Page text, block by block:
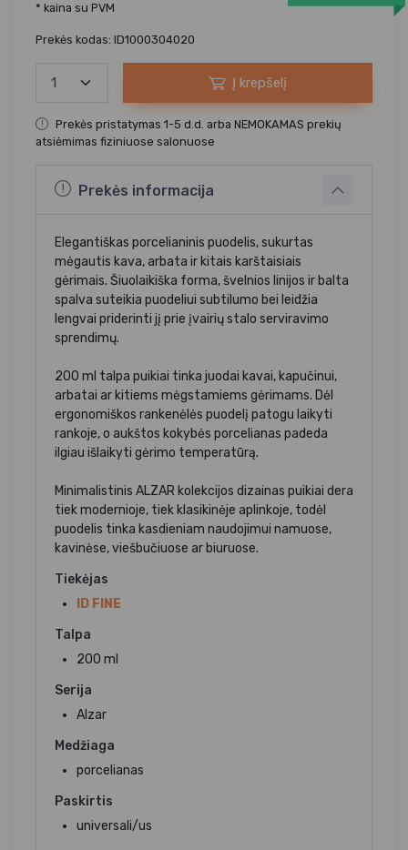
* kaina su PVM
Prekės kodas: ID1000304020
Į krepšelį
Prekės pristatymas 1-5 d.d. arba NEMOKAMAS prekių
atsiėmimas fiziniuose salonuose
Prekės informacija
Elegantiškas porcelianinis puodelis, sukurtas
mėgautis kava, arbata ir kitais karštaisiais
gėrimais. Šiuolaikiška forma, švelnios linijos ir balta
spalva suteikia puodeliui subtilumo bei leidžia
lengvai priderinti jį prie įvairių stalo serviravimo
sprendimų.
200 ml talpa puikiai tinka juodai kavai, kapučinui,
arbatai ar kitiems mėgstamiems gėrimams. Dėl
ergonomiškos rankenėlės puodelį patogu laikyti
rankoje, o aukštos kokybės porcelianas padeda
ilgiau išlaikyti gėrimo temperatūrą.
Minimalistinis ALZAR kolekcijos dizainas puikiai dera
tiek modernioje, tiek klasikinėje aplinkoje, todėl
puodelis tinka kasdieniam naudojimui namuose,
kavinėse, viešbučiuose ar biuruose.
Tiekėjas
ID FINE
Talpa
200 ml
Serija
Alzar
Medžiaga
porcelianas
Paskirtis
universali/us